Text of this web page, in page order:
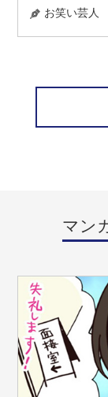
お笑い芸人
マン